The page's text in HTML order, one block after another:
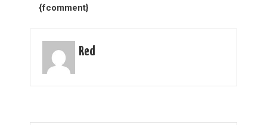
{fcomment}
Red